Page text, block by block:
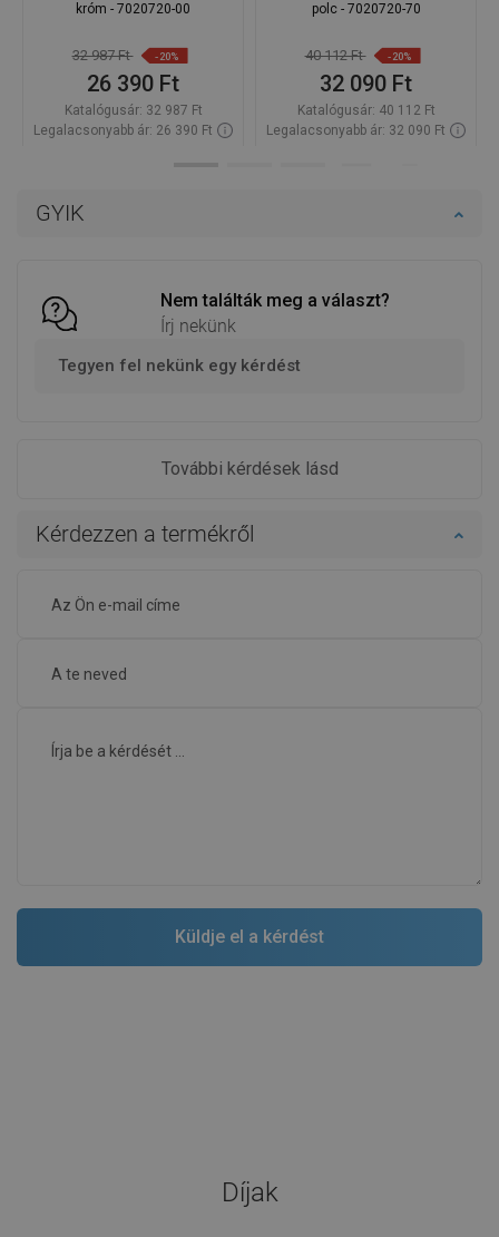
GYIK
Nem találták meg a választ?
Írj nekünk
Tegyen fel nekünk egy kérdést
További kérdések lásd
Kérdezzen a termékről
króm - 7020720-00
32 987 Ft -20%
26 390 Ft
Katalógusár: 32 987 Ft
Legalacsonyabb ár: 26 390 Ft
polc - 7020720-70
40 112 Ft -20%
32 090 Ft
Katalógusár: 40 112 Ft
Legalacsonyabb ár: 32 090 Ft
Díjak